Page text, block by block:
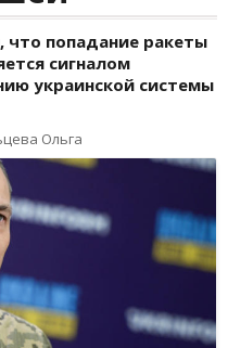
что попадание ракеты
сигналом
украинской системы
Ольга